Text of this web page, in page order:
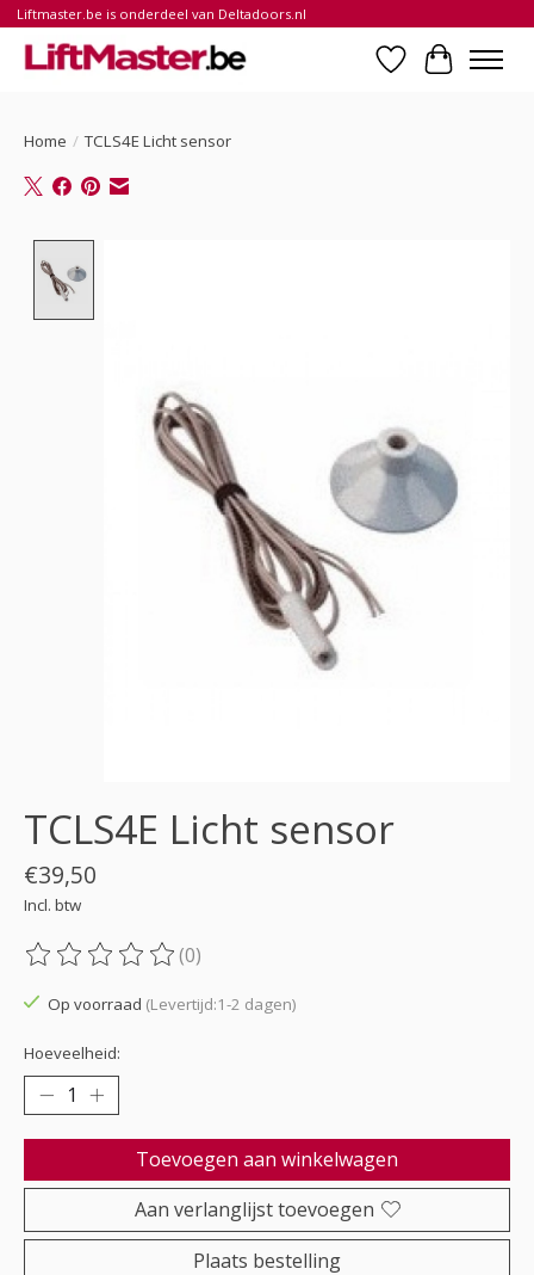
Liftmaster.be is onderdeel van Deltadoors.nl
Verlanglijst
Home / TCLS4E Licht sensor
TCLS4E Licht sensor
€39,50
Incl. btw
De beoordeling van dit product is
(0)
Op voorraad (Levertijd:1-2 dagen)
Hoeveelheid:
Toevoegen aan winkelwagen
Aan verlanglijst toevoegen
Plaats bestelling